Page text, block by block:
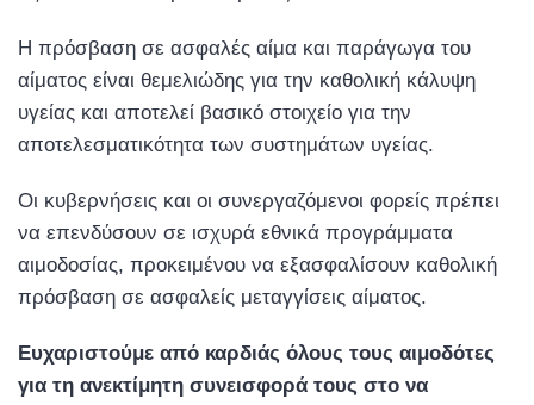
Η πρόσβαση σε ασφαλές αίμα και παράγωγα του
αίματος είναι θεμελιώδης για την καθολική κάλυψη
υγείας και αποτελεί βασικό στοιχείο για την
αποτελεσματικότητα των συστημάτων υγείας.
Οι κυβερνήσεις και οι συνεργαζόμενοι φορείς πρέπει
να επενδύσουν σε ισχυρά εθνικά προγράμματα
αιμοδοσίας, προκειμένου να εξασφαλίσουν καθολική
πρόσβαση σε ασφαλείς μεταγγίσεις αίματος.
Ευχαριστούμε από καρδιάς όλους τους αιμοδότες
για τη ανεκτίμητη συνεισφορά τους στο να